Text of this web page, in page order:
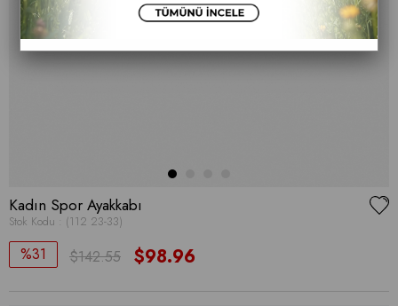
Kadın Spor Ayakkabı
Stok Kodu (112 23-33)
31 $142.55 $98.96